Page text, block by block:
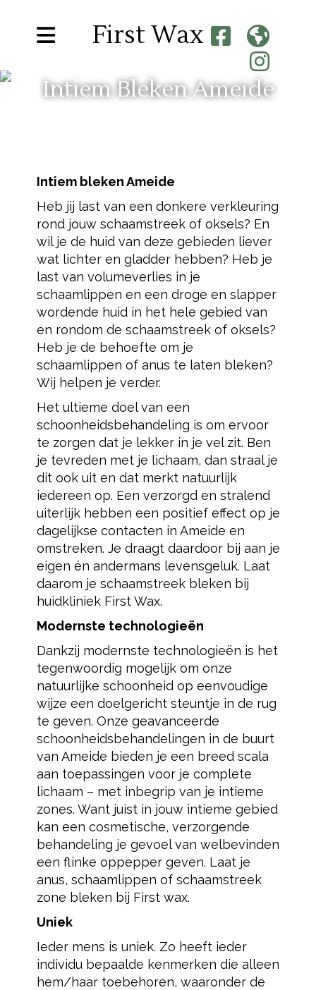
First Wax
Intiem Bleken Ameide
Intiem bleken Ameide
Heb jij last van een donkere verkleuring
rond jouw schaamstreek of oksels? En
wil je de huid van deze gebieden liever
wat lichter en gladder hebben? Heb je
last van volumeverlies in je
schaamlippen en een droge en slapper
wordende huid in het hele gebied van
en rondom de schaamstreek of oksels?
Heb je de behoefte om je
schaamlippen of anus te laten bleken?
Wij helpen je verder.
Het ultieme doel van een
schoonheidsbehandeling is om ervoor
te zorgen dat je lekker in je vel zit. Ben
je tevreden met je lichaam, dan straal je
dit ook uit en dat merkt natuurlijk
iedereen op. Een verzorgd en stralend
uiterlijk hebben een positief effect op je
dagelijkse contacten in Ameide en
omstreken. Je draagt daardoor bij aan je
eigen én andermans levensgeluk. Laat
daarom je schaamstreek bleken bij
huidkliniek First Wax.
Modernste technologieën
Dankzij modernste technologieën is het
tegenwoordig mogelijk om onze
natuurlijke schoonheid op eenvoudige
wijze een doelgericht steuntje in de rug
te geven. Onze geavanceerde
schoonheidsbehandelingen in de buurt
van Ameide bieden je een breed scala
aan toepassingen voor je complete
lichaam – met inbegrip van je intieme
zones. Want juist in jouw intieme gebied
kan een cosmetische, verzorgende
behandeling je gevoel van welbevinden
een flinke oppepper geven. Laat je
anus, schaamlippen of schaamstreek
zone bleken bij First wax.
Uniek
Ieder mens is uniek. Zo heeft ieder
individu bepaalde kenmerken die alleen
hem/haar toebehoren, waaronder de